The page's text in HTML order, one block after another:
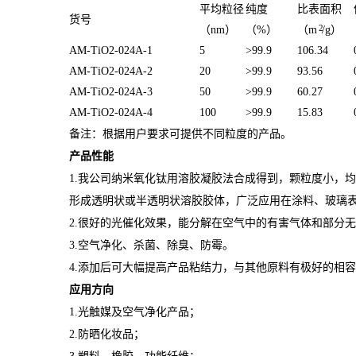
货号
平均粒径
（nm）
纯度
（%）
比表面积
（m
/g）
AM-TiO2-024A-1
5 >99.9 106.34
AM-TiO2-024A-2
20 >99.9 93.56
AM-TiO2-024A-3
50 >99.9 60.27
AM-TiO2-024A-4
100 >99.9 15.83
备注：根据用户要求可提供不同粒度的产品。
产品性能
1.我公司纳米氧化钛用溶胶凝胶法合成得到，颗粒度小，
形成透明状或半透明状溶胶胶体，广泛应用在涂料、玻璃
2.很好的光催化效果，能分解在空气中的有害气体和部分
3.空气净化、杀菌、除臭、防霉。
4.添加后可大幅提高产品粘结力，与其他原料有极好的相
应用方向
1.光触媒及空气净化产品；
2.防晒化妆品；
3.塑料、橡胶、功能纤维；